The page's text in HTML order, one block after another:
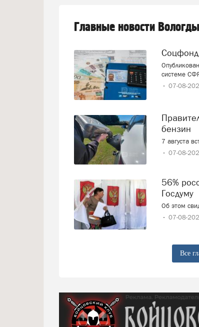
Главные новости
системе
07-08-
Правительство смягчает требования к расчёту цен на
бензин
7 августа
07-08-
56% россиян решили, как проголосуют на выборах в
Госдуму
Об этом
07-08-
Все